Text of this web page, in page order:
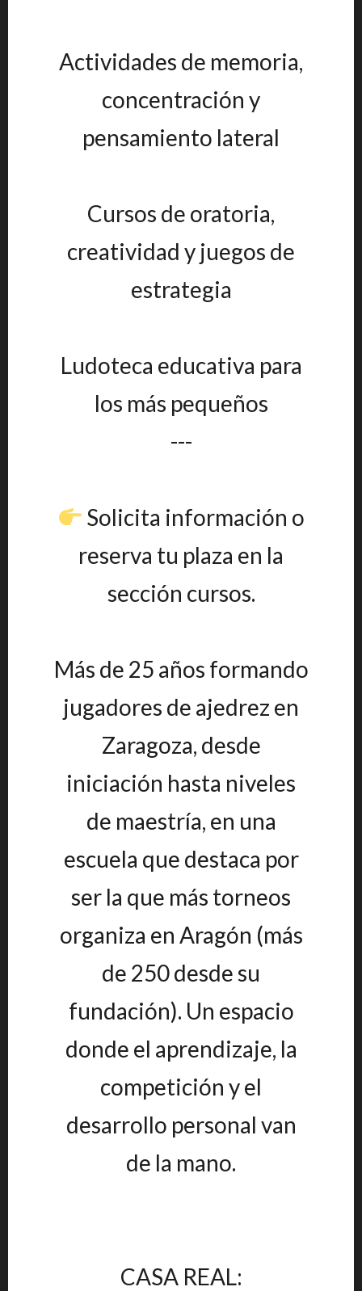
Actividades de memoria,
concentración y
pensamiento lateral
Cursos de oratoria,
creatividad y juegos de
estrategia
Ludoteca educativa para
los más pequeños
---
Solicita información o
reserva tu plaza en la
sección cursos.
Más de 25 años formando
jugadores de ajedrez en
Zaragoza, desde
iniciación hasta niveles
de maestría, en una
escuela que destaca por
ser la que más torneos
organiza en Aragón (más
de 250 desde su
fundación). Un espacio
donde el aprendizaje, la
competición y el
desarrollo personal van
de la mano.
CASA REAL: